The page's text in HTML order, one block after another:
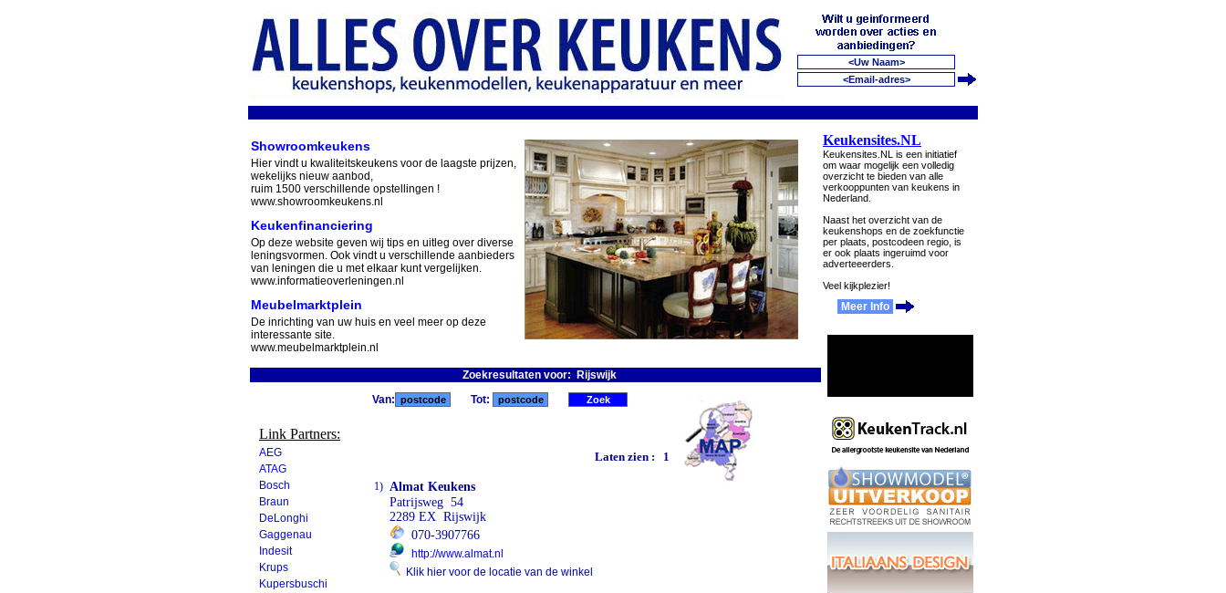
Showroomkeukens
Hier vindt u kwaliteitskeukens voor de laagste prijzen,
wekelijks nieuw aanbod,
ruim 1500 verschillende opstellingen !
www.showroomkeukens.nl
Keukenfinanciering
Op deze website geven wij tips en uitleg over diverse
leningsvormen. Ook vindt u verschillende aanbieders
van leningen die u met elkaar kunt vergelijken.
www.informatieoverleningen.nl
Meubelmarktplein
De inrichting van uw huis en veel meer op deze
interessante site.
www.meubelmarktplein.nl
Zoekresultaten voor: Rijswijk
Link Partners:
AEG
ATAG
Bosch
Braun
DeLonghi
Gaggenau
Indesit
Krups
Kupersbuschi
Van: Tot:
Laten zien : 1
1) Almat Keukens
Patrijsweg 54
2289 EX Rijswijk
070-3907766
http://www.almat.nl
Klik hier voor de locatie van de winkel
Keukensites.NL
Keukensites.NL is een initiatief
om waar mogelijk een volledig
overzicht te bieden van alle
verkooppunten van keukens in
Nederland.
Naast het overzicht van de
keukenshops en de zoekfunctie
per plaats, postcodeen regio, is
er ook plaats ingeruimd voor
adverteeerders.
Veel kijkplezier!
Meer Info